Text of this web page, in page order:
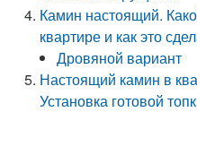
Камин настоящий.
квартире и как это
Дровяной вариант
Настоящий камин в
Установка готовой